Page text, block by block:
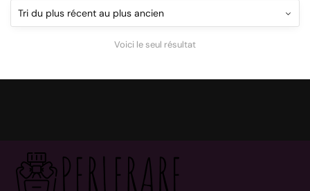
Voici le seul résultat